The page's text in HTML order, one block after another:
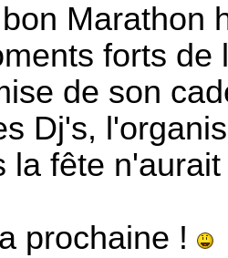
Marathon
forts
de son
Dj's,
la fête
prochaine !